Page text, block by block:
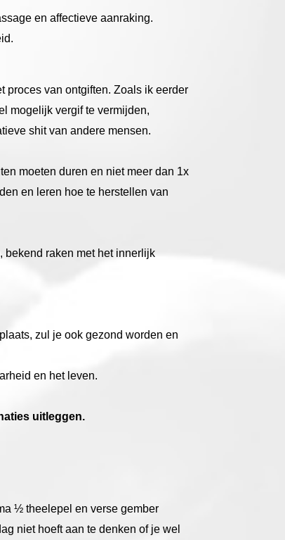
en affectieve aanraking.
proces van ontgiften. Zoals ik eerder
mogelijk vergif te vermijden,
shit van andere mensen.
moeten duren en niet meer dan 1x
en leren hoe te herstellen van
bekend raken met het innerlijk
zul je ook gezond worden en
en het leven.
uitleggen.
½ theelepel en verse gember
niet hoeft aan te denken of je wel